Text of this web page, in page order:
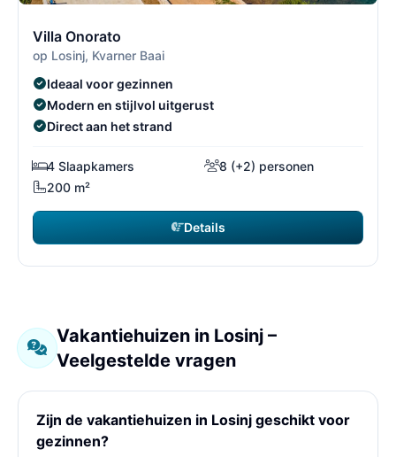
Villa Onorato
op Losinj, Kvarner Baai
Ideaal voor gezinnen
Modern en stijlvol uitgerust
Direct aan het strand
4 Slaapkamers
8 (+2) personen
200 m²
Details
Vakantiehuizen in Losinj –
Veelgestelde vragen
Zijn de vakantiehuizen in Losinj geschikt voor
gezinnen?